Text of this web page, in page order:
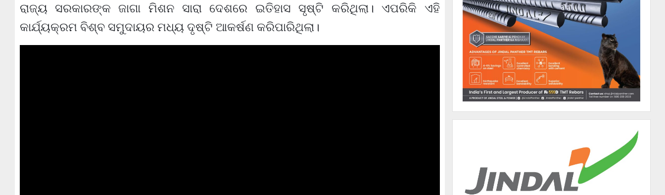
ରାଜ୍ୟ ସରକାରଙ୍କ ଜାଗା ମିଶନ ସାରା ଦେଶରେ ଇତିହାସ ସୃଷ୍ଟି କରିଥିଲା। ଏପରିକି ଏହି
କାର୍ଯ୍ୟକ୍ରମ ବିଶ୍ବ ସମୁଦାୟର ମଧ୍ୟ ଦୃଷ୍ଟି ଆକର୍ଷଣ କରିପାରିଥିଲା।